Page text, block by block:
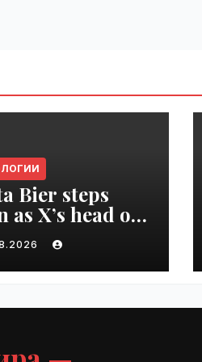
Bier steps
as X’s head of
| VseTime.ru